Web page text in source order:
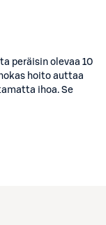
peräisin olevaa 10
hoito auttaa
ihoa. Se